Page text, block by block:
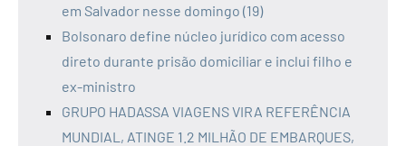
em Salvador nesse domingo (19)
Bolsonaro define núcleo jurídico com acesso
direto durante prisão domiciliar e inclui filho e
ex-ministro
GRUPO HADASSA VIAGENS VIRA REFERÊNCIA
MUNDIAL, ATINGE 1.2 MILHÃO DE EMBARQUES,